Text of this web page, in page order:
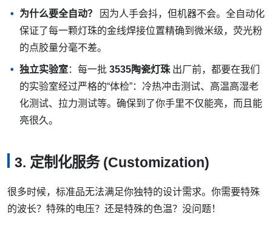
为什么要全自动？
因为人手会抖，但机器不会。全自动化
保证了每一颗灯珠的金线焊接位置精确到微米级，荧光粉
的点胶量分毫不差。
独立实验室：每一批 3535陶瓷灯珠出厂前，都要在我们
的实验室经过严格的“体检”：冷热冲击测试、高温高湿老
化测试、拉力测试等。确保到了你手里不仅能亮，而且能
亮很久。
3. 定制化服务 (Customization)
很多时候，标准品无法满足你独特的设计需求。你需要特殊
的波长？特殊的电压？还是特殊的色温？没问题！